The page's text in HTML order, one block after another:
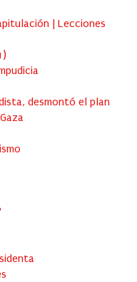
| Lecciones
)
desmontó el plan